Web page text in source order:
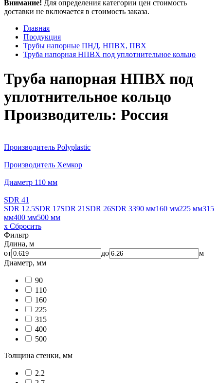
Внимание! Для определения категории цен стоимость
доставки не включается в стоимость заказа.
Главная
Продукция
Трубы напорные ПНД, НПВХ, ПВХ
Труба напорная НПВХ под уплотнительное кольцо
Труба напорная НПВХ под
уплотнительное кольцо
Производитель: Россия
Производитель Polyplastic
Производитель Хемкор
Диаметр 110 мм
SDR 41
SDR 12.5SDR 17SDR 21 SDR 26SDR 3390 мм160 мм225 мм315
мм400 мм500 мм
x Сбросить
Фильтр
Длина, м
от
до
м
Диаметр, мм
90
110
160
225
315
400
500
Толщина стенки, мм
2.2